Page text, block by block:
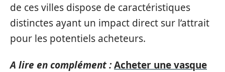
de ces villes dispose de caractéristiques
distinctes ayant un impact direct sur l’attrait
pour les potentiels acheteurs.
A lire en complément :Acheter une vasque